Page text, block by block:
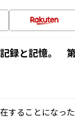
録と記憶。
することになっ